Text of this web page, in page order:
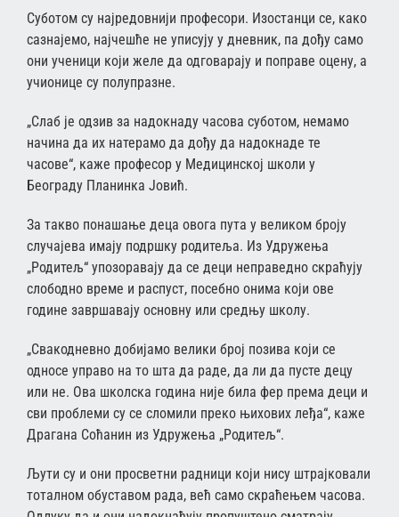
Суботом су најредовнији професори. Изостанци се, како
сазнајемо, најчешће не уписују у дневник, па дођу само
они ученици који желе да одговарају и поправе оцену, а
учионице су полупразне.
„Слаб је одзив за надокнаду часова суботом, немамо
начина да их натерамо да дођу да надокнаде те
часове“, каже професор у Медицинској школи у
Београду Планинка Јовић.
За такво понашање деца овога пута у великом броју
случајева имају подршку родитеља. Из Удружења
„Родитељ“ упозоравају да се деци неправедно скраћују
слободно време и распуст, посебно онима који ове
године завршавају основну или средњу школу.
„Свакодневно добијамо велики број позива који се
односе управо на то шта да раде, да ли да пусте децу
или не. Ова школска година није била фер према деци и
сви проблеми су се сломили преко њихових леђа“, каже
Драгана Соћанин из Удружења „Родитељ“.
Љути су и они просветни радници који нису штрајковали
тоталном обуставом рада, већ само скраћењем часова.